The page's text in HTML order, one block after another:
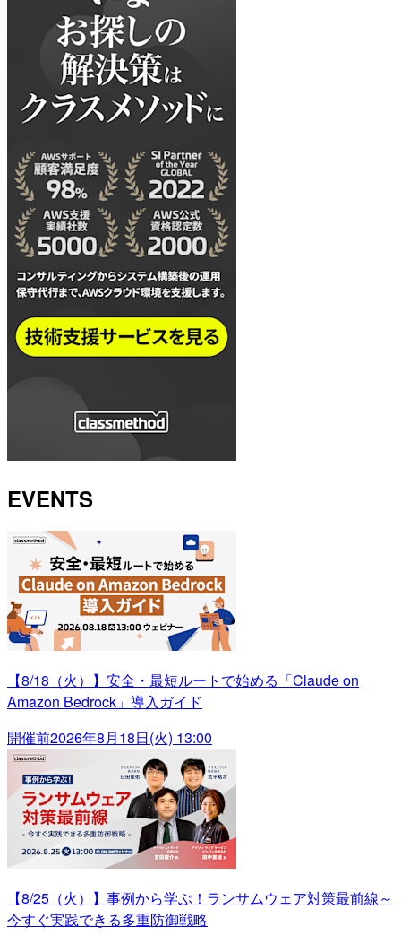
EVENTS
【8/18（火）】安全・最短ルートで始める「Claude on
Amazon Bedrock」導入ガイド
開催前2026年8月18日(火) 13:00
【8/25（火）】事例から学ぶ！ランサムウェア対策最前線～
今すぐ実践できる多重防御戦略